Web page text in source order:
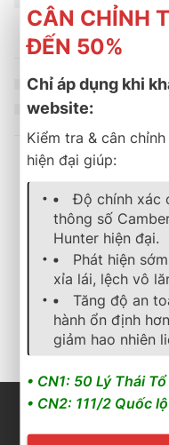
Sản
lốp xe bridgestone
4.400.000
Cần nhận báo giá mới
nhất? Nhấn vào đây để
trao đổi ngay
CÂN CHỈNH
ĐẾN 50%
Chỉ áp dụng khi
website:
Kiểm tra & cân
hiện đại giúp:
Độ chính xác
thông số
Hunter hiện đại.
Phát hiện
xỉa lái, lệch vô
Tăng độ an
hành ổn định
giảm hao nhiên
• CN1: 50 Lý Thái
• CN2: 111/2 Quốc